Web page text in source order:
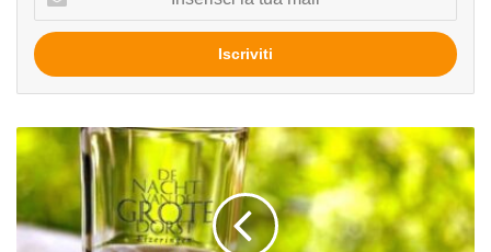
tua
mail
Grandi
appuntamenti
in
Belgio:
La